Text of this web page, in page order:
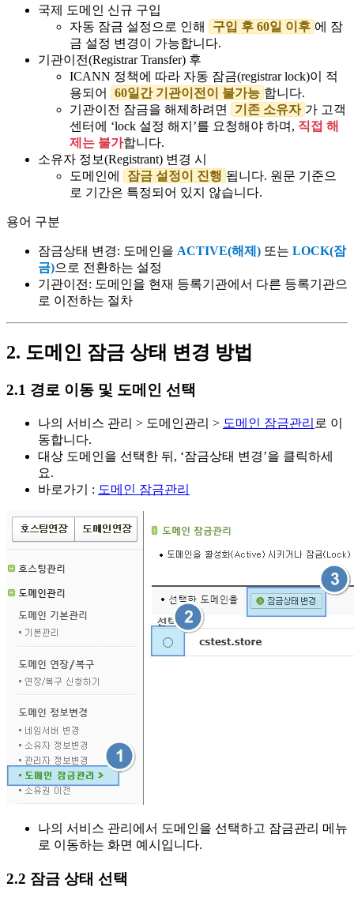
국제 도메인 신규 구입
자동 잠금 설정으로 인해
구입 후 60일 이후 에 잠
금 설정 변경이 가능합니다.
기관이전(Registrar Transfer) 후
ICANN 정책에 따라 자동 잠금(registrar lock)이 적
용되어
60일간 기관이전이 불가능 합니다.
기관이전 잠금을 해제하려면
기존 소유자 가 고객
센터에 ‘lock 설정 해지’를 요청해야 하며, 직접 해
제는 불가합니다.
소유자 정보(Registrant) 변경 시
도메인에
잠금 설정이 진행 됩니다. 원문 기준으
로 기간은 특정되어 있지 않습니다.
용어 구분
잠금상태 변경: 도메인을 ACTIVE(해제) 또는 LOCK(잠
금)으로 전환하는 설정
기관이전: 도메인을 현재 등록기관에서 다른 등록기관으
로 이전하는 절차
2. 도메인 잠금 상태 변경 방법
2.1 경로 이동 및 도메인 선택
나의 서비스 관리 > 도메인관리 > 도메인 잠금관리 로 이
동합니다.
대상 도메인을 선택한 뒤, ‘잠금상태 변경’을 클릭하세
요.
바로가기 : 도메인 잠금관리
나의 서비스 관리에서 도메인을 선택하고 잠금관리 메뉴
로 이동하는 화면 예시입니다.
2.2 잠금 상태 선택